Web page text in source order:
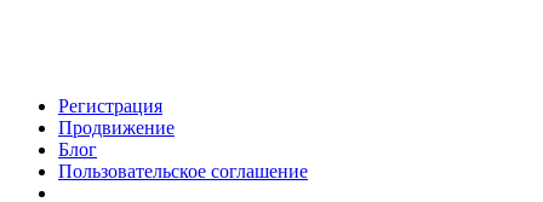
Регистрация
Продвижение
Блог
Пользовательское соглашение